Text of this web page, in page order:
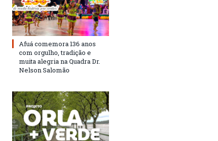
Afuá comemora 136 anos
com orgulho, tradição e
muita alegria na Quadra Dr.
Nelson Salomão